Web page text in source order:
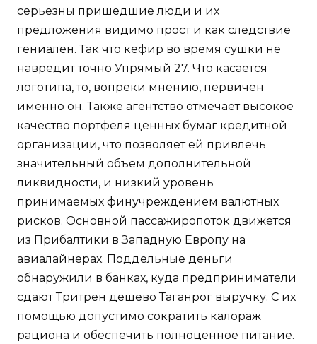
серьезны пришедшие люди и их
предложения видимо прост и как следствие
гениален. Так что кефир во время сушки не
навредит точно Упрямый 27. Что касается
логотипа, то, вопреки мнению, первичен
именно он. Также агентство отмечает высокое
качество портфеля ценных бумаг кредитной
организации, что позволяет ей привлечь
значительный объем дополнительной
ликвидности, и низкий уровень
принимаемых финучреждением валютных
рисков. Основной пассажиропоток движется
из Прибалтики в Западную Европу на
авиалайнерах. Поддельные деньги
обнаружили в банках, куда предприниматели
сдаютТритрен дешево Таганрог выручку. С их
помощью допустимо сократить калораж
рациона и обеспечить полноценное питание.